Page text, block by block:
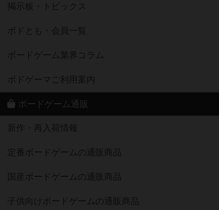
掲示板・トピックス
ボドとも・会員一覧
ボードゲーム業界コラム
ボドゲーマご利用案内
ボードゲーム通販
新作・再入荷情報
定番ボードゲームの通販商品
国産ボードゲームの通販商品
子供向けボードゲームの通販商品